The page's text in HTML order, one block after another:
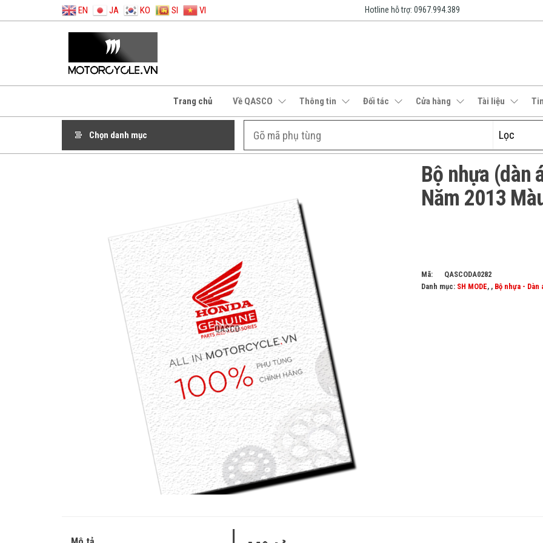
EN JA KO SI VI Hotline hỗ trợ: 0967.994.389
Trang chủ Về QASCO Thông tin Đối tác Cửa hàng Tài liệu
Chọn danh mục
QASCO
Bộ nhựa (dàn
Năm 2013
Mã:
QASCODA0282
Danh mục: SH MODE, , Bộ nhựa - Dàn